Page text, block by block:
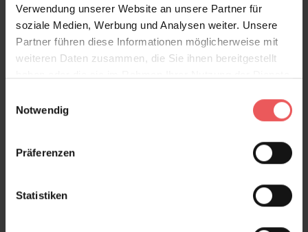
Verwendung unserer Website an unsere Partner für
soziale Medien, Werbung und Analysen weiter. Unsere
Partner führen diese Informationen möglicherweise mit
weiteren Daten zusammen, die Sie ihnen bereitgestellt
Notwendig
Präferenzen
Statistiken